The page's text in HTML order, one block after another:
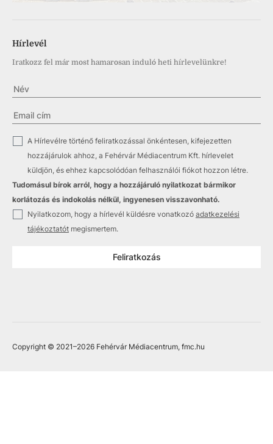
Hírlevél
Iratkozz fel már most hamarosan induló heti hírlevelünkre!
A Hírlevélre történő feliratkozással önkéntesen, kifejezetten
hozzájárulok ahhoz, a Fehérvár Médiacentrum Kft. hírlevelet
küldjön, és ehhez kapcsolódóan felhasználói fiókot hozzon létre.
Tudomásul bírok arról, hogy a hozzájáruló nyilatkozat bármikor
korlátozás és indokolás nélkül, ingyenesen visszavonható.
Nyilatkozom, hogy a hírlevél küldésre vonatkozó adatkezelési
tájékoztatót megismertem.
Feliratkozás
Copyright © 2021–2026 Fehérvár Médiacentrum, fmc.hu